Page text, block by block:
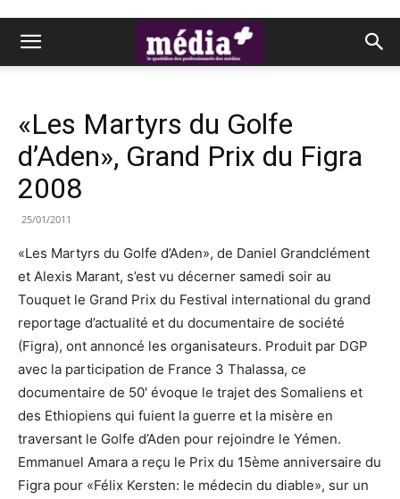
«Les Martyrs du Golfe
d’Aden», Grand Prix du Figra
2008
25/01/2011
«Les Martyrs du Golfe d’Aden», de Daniel Grandclément
et Alexis Marant, s’est vu décerner samedi soir au
Touquet le Grand Prix du Festival international du grand
reportage d’actualité et du documentaire de société
(Figra), ont annoncé les organisateurs. Produit par DGP
avec la participation de France 3 Thalassa, ce
documentaire de 50′ évoque le trajet des Somaliens et
des Ethiopiens qui fuient la guerre et la misère en
traversant le Golfe d’Aden pour rejoindre le Yémen.
Emmanuel Amara a reçu le Prix du 15ème anniversaire du
Figra pour «Félix Kersten: le médecin du diable», sur un